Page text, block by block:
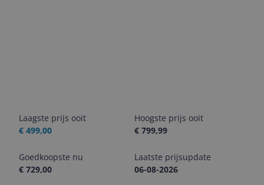
Laagste prijs ooit
€ 499,00
Hoogste prijs ooit
€ 799,99
Goedkoopste nu
€ 729,00
Laatste prijsupdate
06-08-2026